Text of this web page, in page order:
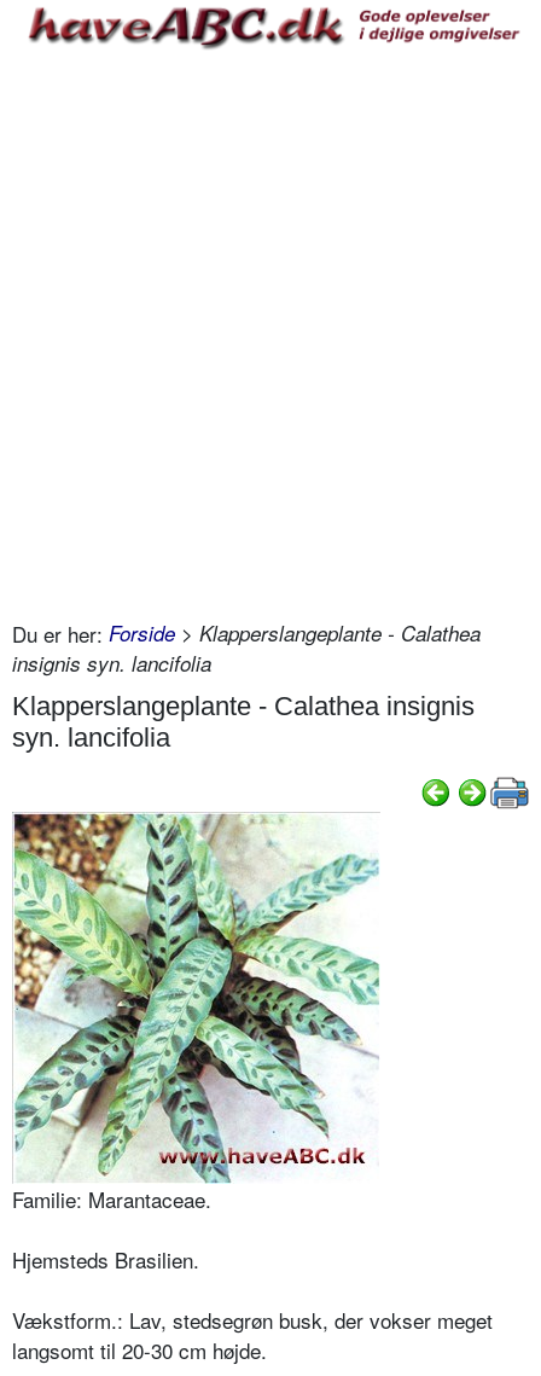
Du er her: Forside > Klapperslangeplante - Calathea
insignis syn. lancifolia
Klapperslangeplante - Calathea insignis
syn. lancifolia
Familie: Marantaceae.
Hjemsteds Brasilien.
Vækstform.: Lav, stedsegrøn busk, der vokser meget
langsomt til 20-30 cm højde.